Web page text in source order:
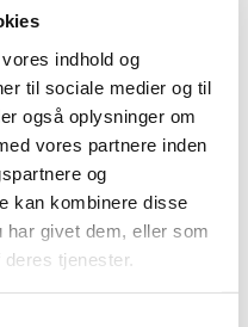
indhold og
til sociale medier og til
også oplysninger om
vores partnere inden
og
kan kombinere disse
har givet dem, eller som
tjenester.